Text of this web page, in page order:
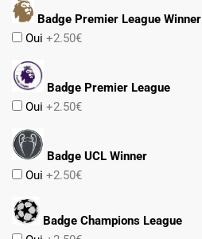
Badge Premier League Winner
Oui +2.50€
Badge Premier League
Oui +2.50€
Badge UCL Winner
Oui +2.50€
Badge Champions League